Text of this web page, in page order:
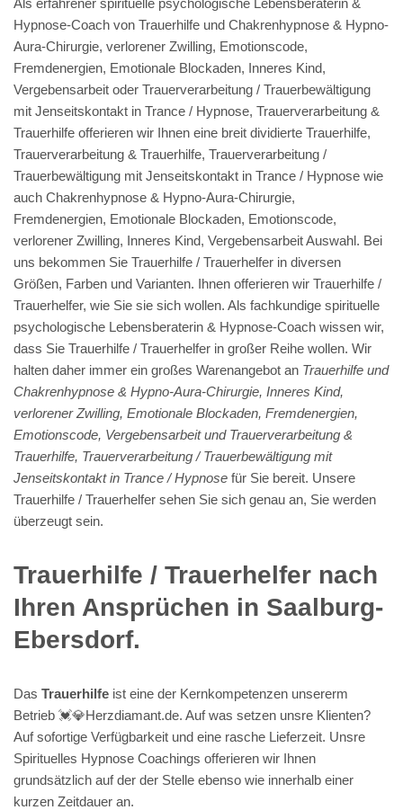
Hypnose-Coach von Trauerhilfe und Chakrenhypnose & Hypno-
Aura-Chirurgie, verlorener Zwilling, Emotionscode,
Fremdenergien, Emotionale Blockaden, Inneres Kind,
Vergebensarbeit oder Trauerverarbeitung / Trauerbewältigung
mit Jenseitskontakt in Trance / Hypnose, Trauerverarbeitung &
Trauerhilfe offerieren wir Ihnen eine breit dividierte Trauerhilfe,
Trauerverarbeitung & Trauerhilfe, Trauerverarbeitung /
Trauerbewältigung mit Jenseitskontakt in Trance / Hypnose wie
auch Chakrenhypnose & Hypno-Aura-Chirurgie,
Fremdenergien, Emotionale Blockaden, Emotionscode,
verlorener Zwilling, Inneres Kind, Vergebensarbeit Auswahl. Bei
uns bekommen Sie Trauerhilfe / Trauerhelfer in diversen
Größen, Farben und Varianten. Ihnen offerieren wir Trauerhilfe /
Trauerhelfer, wie Sie sie sich wollen. Als fachkundige spirituelle
psychologische Lebensberaterin & Hypnose-Coach wissen wir,
dass Sie Trauerhilfe / Trauerhelfer in großer Reihe wollen. Wir
halten daher immer ein großes Warenangebot an Trauerhilfe und
Chakrenhypnose & Hypno-Aura-Chirurgie, Inneres Kind,
verlorener Zwilling, Emotionale Blockaden, Fremdenergien,
Emotionscode, Vergebensarbeit und Trauerverarbeitung &
Trauerhilfe, Trauerverarbeitung / Trauerbewältigung mit
Jenseitskontakt in Trance / Hypnose für Sie bereit. Unsere
Trauerhilfe / Trauerhelfer sehen Sie sich genau an, Sie werden
überzeugt sein.
Trauerhilfe / Trauerhelfer nach
Ihren Ansprüchen in Saalburg-
Ebersdorf.
Das Trauerhilfe ist eine der Kernkompetenzen unsererm
Betrieb 💓️💎Herzdiamant.de. Auf was setzen unsre Klienten?
Auf sofortige Verfügbarkeit und eine rasche Lieferzeit. Unsre
Spirituelles Hypnose Coachings offerieren wir Ihnen
grundsätzlich auf der der Stelle ebenso wie innerhalb einer
kurzen Zeitdauer an.